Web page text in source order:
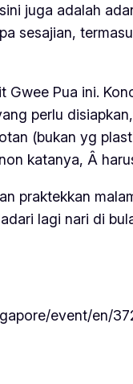
juga adalah
sesajian,
Gwee Pua ini.
perlu
(bukan yg
katanya, Â
praktekkan
lagi nari di
event/en/